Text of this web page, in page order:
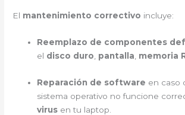
El mantenimiento correctivo incluye:
Reemplazo de componentes
el disco duro pantalla memoria
Reparación de software en caso
sistema operativo no funcione
virus en tu laptop.